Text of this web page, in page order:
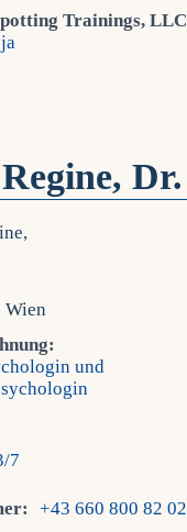
Trainings, LLC
ja
Dr.
Wien
und
7
+43 660 800 82 02